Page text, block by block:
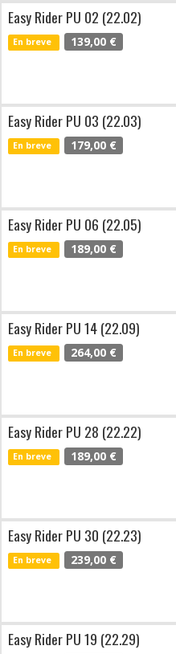
Easy Rider PU 02 (22.02)
En breve 139,00 €
Easy Rider PU 03 (22.03)
En breve 179,00 €
Easy Rider PU 06 (22.05)
En breve 189,00 €
Easy Rider PU 14 (22.09)
En breve 264,00 €
Easy Rider PU 28 (22.22)
En breve 189,00 €
Easy Rider PU 30 (22.23)
En breve 239,00 €
Easy Rider PU 19 (22.29)